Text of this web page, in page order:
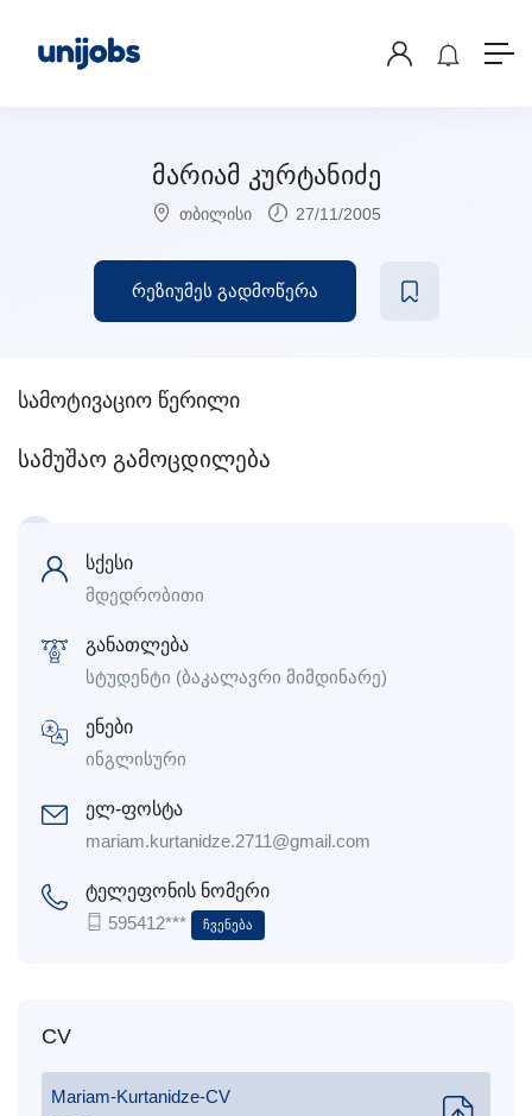
მარიამ კურტანიძე
თბილისი 27/11/2005
რეზიუმეს გადმოწერა
სამოტივაციო წერილი
სამუშაო გამოცდილება
სქესი
მდედრობითი
განათლება
სტუდენტი (ბაკალავრი მიმდინარე)
ენები
ინგლისური
ელ-ფოსტა
mariam.kurtanidze.2711@gmail.com
ტელეფონის ნომერი
595412***
Ჩვენება
CV
Mariam-Kurtanidze-CV